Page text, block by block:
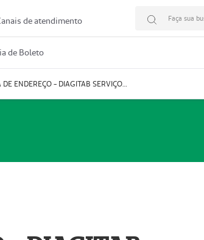
de atendimento Faça sua
de Boleto
MUDANÇA DE ENDEREÇO - DIAGITAB SERVIÇOS MÉDICOS LTDA (54003267-5)